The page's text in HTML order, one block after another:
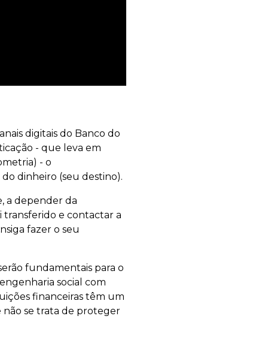
digitais do Banco do
- que leva em
- o
dinheiro (seu destino).
a depender da
transferido e contactar a
fazer o seu
fundamentais para o
social com
financeiras têm um
não se trata de proteger